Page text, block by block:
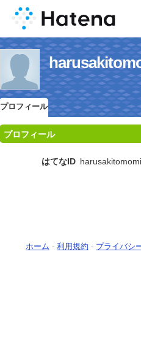
プロフィール
プロフィール
はてなID harusakitomomi
ホーム - 利用規約 - プライバシ